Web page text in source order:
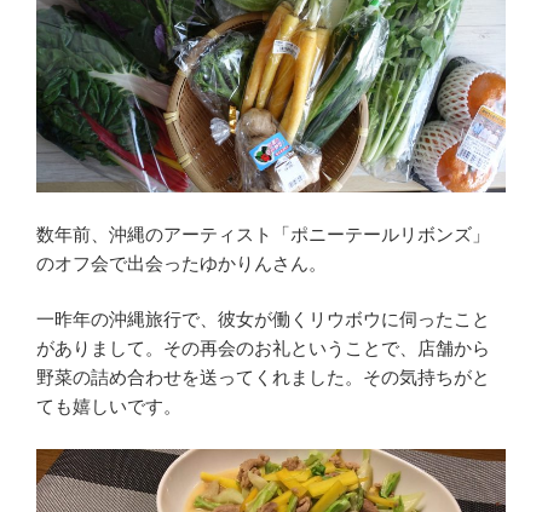
数年前、沖縄のアーティスト「ポニーテールリボンズ」
のオフ会で出会ったゆかりんさん。
一昨年の沖縄旅行で、彼女が働くリウボウに伺ったこと
がありまして。その再会のお礼ということで、店舗から
野菜の詰め合わせを送ってくれました。その気持ちがと
ても嬉しいです。